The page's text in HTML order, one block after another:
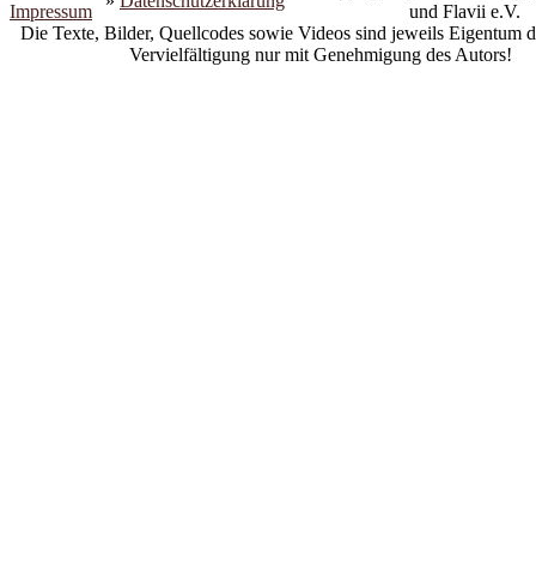
Impressum
und Flavii e.V.
Die Texte, Bilder, Quellcodes sowie Videos sind jeweils Eigentum
Vervielfältigung nur mit Genehmigung des Autors!